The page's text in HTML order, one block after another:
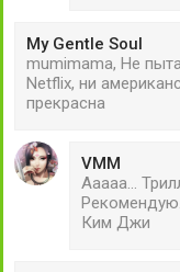
My Gentle Soul
mumimama, Не
Netflix, ни
прекрасна
VMM
Ааааа...
Ким Джи